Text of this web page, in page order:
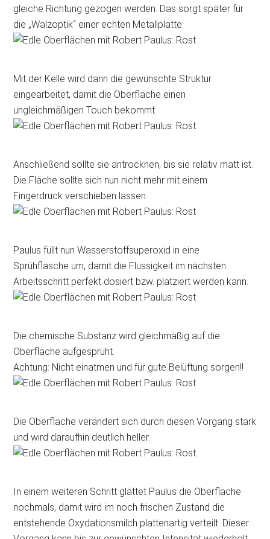
gleiche Richtung gezogen werden. Das sorgt später für
die „Walzoptik“ einer echten Metallplatte.
Mit der Kelle wird dann die gewünschte Struktur
eingearbeitet, damit die Oberfläche einen
ungleichmäßigen Touch bekommt.
Anschließend sollte sie antrocknen, bis sie relativ matt ist.
Die Fläche sollte sich nun nicht mehr mit einem
Fingerdruck verschieben lassen.
Paulus füllt nun Wasserstoffsuperoxid in eine
Sprühflasche um, damit die Flüssigkeit im nächsten
Arbeitsschritt perfekt dosiert bzw. platziert werden kann.
Die chemische Substanz wird gleichmäßig auf die
Oberfläche aufgesprüht.
Achtung: Nicht einatmen und für gute Belüftung sorgen!!
Die Oberfläche verändert sich durch diesen Vorgang stark
und wird daraufhin deutlich heller.
In einem weiteren Schritt glättet Paulus die Oberfläche
nochmals, damit wird im noch frischen Zustand die
entstehende Oxydationsmilch plattenartig verteilt. Dieser